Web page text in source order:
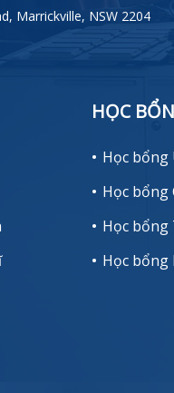
Marrickville, NSW 2204
HỌC
Học bổng
Học bổng
Học bổng
Học bổng